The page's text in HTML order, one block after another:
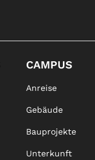
CAMPUS
Anreise
Gebäude
Bauprojekte
Unterkunft